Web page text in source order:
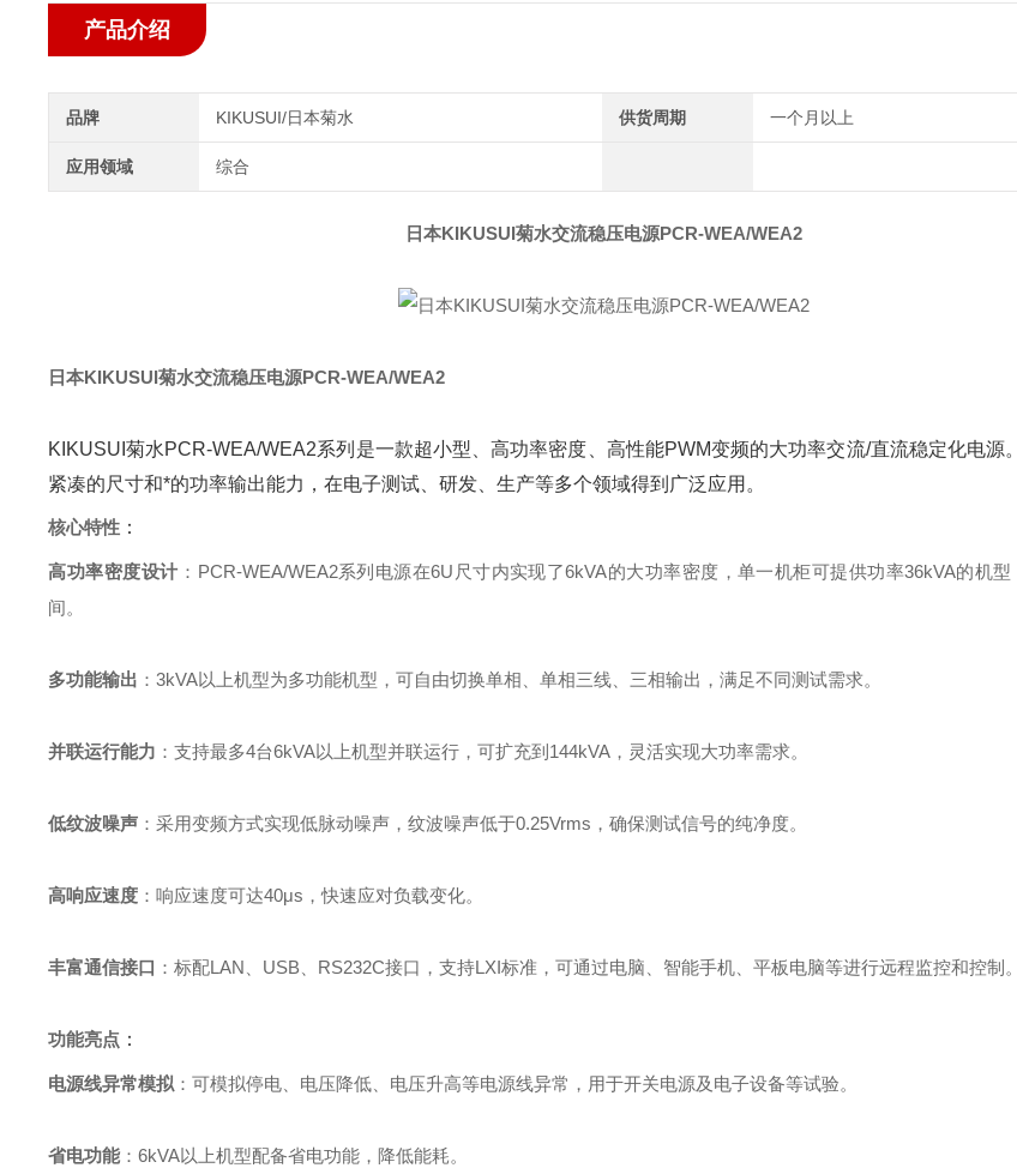
产品介绍
品牌 KIKUSUI/日本菊水 供货周期 一个月以上
应用领域 综合
日本KIKUSUI菊水交流稳压电源PCR-WEA/WEA2
日本KIKUSUI菊水交流稳压电源PCR-WEA/WEA2
KIKUSUI菊水PCR-WEA/WEA2系列是一款超小型、高功率密度、高性能PWM变频的大功率交流/直流稳定化电源
紧凑的尺寸和*的功率输出能力，在电子测试、研发、生产等多个领域得到广泛应用。
核心特性 ‌：
高功率密度设计 ：PCR-WEA/WEA2系列电源在6U尺寸内实现了6kVA的大功率密度，单一机柜可提供功率36kVA的机
间。
多功能输出 ‌：3kVA以上机型为多功能机型，可自由切换单相、单相三线、三相输出，满足不同测试需求。
并联运行能力 ‌：支持最多4台6kVA以上机型并联运行，可扩充到144kVA，灵活实现大功率需求。
低纹波噪声 ‌：采用变频方式实现低脉动噪声，纹波噪声低于0.25Vrms，确保测试信号的纯净度。
高响应速度 ‌：响应速度可达40μs，快速应对负载变化。
丰富通信接口 ‌：标配LAN、USB、RS232C接口，支持LXI标准，可通过电脑、智能手机、平板电脑等进行远程监控和控制。
功能亮点 ‌：
电源线异常模拟 ‌：可模拟停电、电压降低、电压升高等电源线异常，用于开关电源及电子设备等试验。
省电功能 ‌：6kVA以上机型配备省电功能，降低能耗。